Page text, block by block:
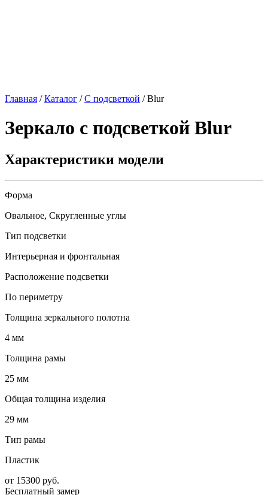
Главная /Каталог /С подсветкой /Blur
Зеркало с подсветкой Blur
Характеристики модели
Форма
Овальное, Скругленные углы
Тип подсветки
Интерьерная и фронтальная
Расположение подсветки
По периметру
Толщина зеркального полотна
4 мм
Толщина рамы
25 мм
Общая толщина изделия
29 мм
Тип рамы
Пластик
от 15300 руб.
Бесплатный замер